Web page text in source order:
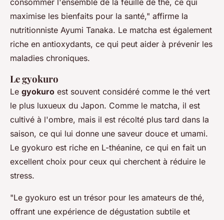
consommer l'ensemble de la feuille de thé, ce qui
maximise les bienfaits pour la santé," affirme la
nutritionniste Ayumi Tanaka. Le matcha est également
riche en antioxydants, ce qui peut aider à prévenir les
maladies chroniques.
Le gyokuro
Le gyokuro est souvent considéré comme le thé vert
le plus luxueux du Japon. Comme le matcha, il est
cultivé à l'ombre, mais il est récolté plus tard dans la
saison, ce qui lui donne une saveur douce et umami.
Le gyokuro est riche en L-théanine, ce qui en fait un
excellent choix pour ceux qui cherchent à réduire le
stress.
"Le gyokuro est un trésor pour les amateurs de thé,
offrant une expérience de dégustation subtile et